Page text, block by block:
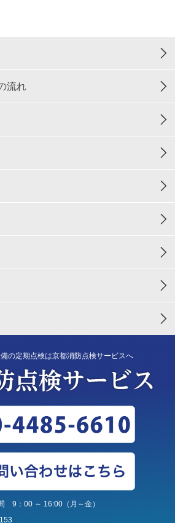
流れ
の定期点検は京都消防点検サービスへ
9：00 ～ 16:00（月～金）